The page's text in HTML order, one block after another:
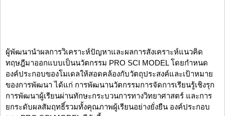
ผู้พัฒนานำผลการวิเคราะห์ปัญหาและผลการสังเคราะห์แนวคิด
ทฤษฎีมาออกแบบเป็นนวัตกรรม PRO SCI MODEL โดยกำหนด
องค์ประกอบของโมเดลให้สอดคล้องกับวัตถุประสงค์และเป้าหมาย
ของการพัฒนา ได้แก่ การพัฒนานวัตกรรมการจัดการเรียนรู้เชิงรุก
การพัฒนาผู้เรียนผ่านทักษะกระบวนการทางวิทยาศาสตร์ และการ
ยกระดับผลสัมฤทธิ์รวมทั้งคุณภาพผู้เรียนอย่างยั่งยืน องค์ประกอบ